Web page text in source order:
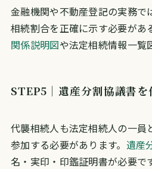
金融機関や不動産登記の実務で
相続割合を正確に示す必要があ
関係説明図や法定相続情報一覧
STEP5｜遺産分割協議書を
代襲相続人も法定相続人の一員
参加する必要があります。 遺産
名・実印・印鑑証明書が必要で